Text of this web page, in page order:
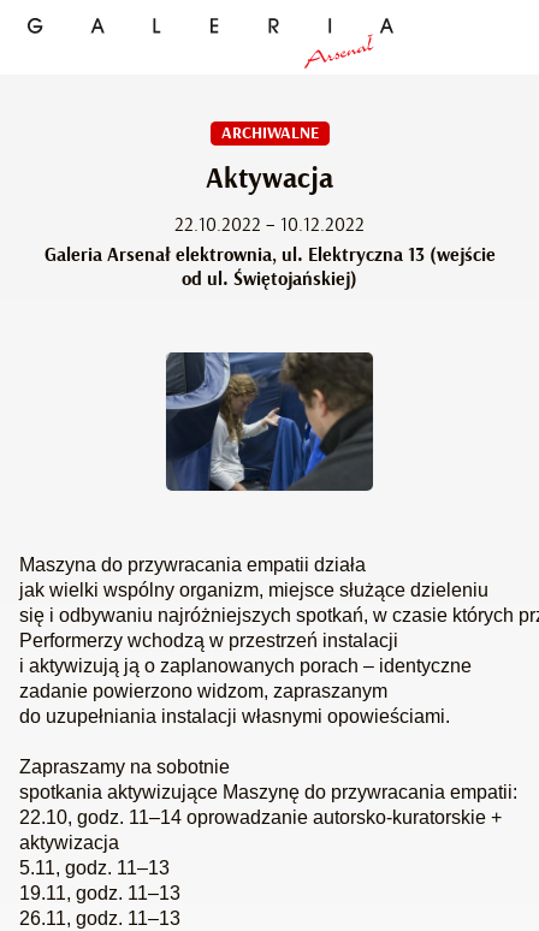
ARCHIWALNE
Aktywacja
22.10.2022 – 10.12.2022
Galeria Arsenał elektrownia, ul. Elektryczna 13 (wejście
od ul. Świętojańskiej)
Maszyna do przywracania empatii działa
jak wielki wspólny organizm, miejsce służące dzieleniu
się i odbywaniu najróżniejszych spotkań, w czasie których
Performerzy wchodzą w przestrzeń instalacji
i aktywizują ją o zaplanowanych porach – identyczne
zadanie powierzono widzom, zapraszanym
do uzupełniania instalacji własnymi opowieściami.
Zapraszamy na sobotnie
spotkania aktywizujące Maszynę do przywracania empatii:
22.10, godz. 11–14 oprowadzanie autorsko-kuratorskie +
aktywizacja
5.11, godz. 11–13
19.11, godz. 11–13
26.11, godz. 11–13